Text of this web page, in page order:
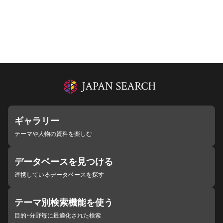
ギャラリー
テーマや人物の資料を楽しむ
データベースを見つける
連携しているデータベースを探す
テーマ別検索機能を使う
目的・分野毎に最適化された検索